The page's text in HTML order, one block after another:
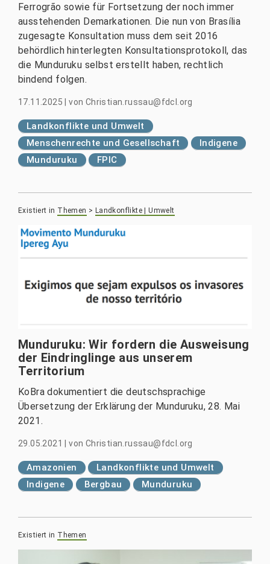
Ferrogrão sowie für Fortsetzung der noch immer
ausstehenden Demarkationen. Die nun von Brasília
zugesagte Konsultation muss dem seit 2016
behördlich hinterlegten Konsultationsprotokoll, das
die Munduruku selbst erstellt haben, rechtlich
bindend folgen.
17.11.2025 |von Christian.russau@fdcl.org
Landkonflikte und Umwelt
Menschenrechte und Gesellschaft
Indigene
Munduruku
FPIC
Existiert in Themen > Landkonflikte | Umwelt
Munduruku: Wir fordern die Ausweisung
der Eindringlinge aus unserem
Territorium
KoBra dokumentiert die deutschsprachige
Übersetzung der Erklärung der Munduruku, 28. Mai
2021.
29.05.2021 |von Christian.russau@fdcl.org
Amazonien
Landkonflikte und Umwelt
Indigene
Bergbau Munduruku
Existiert in Themen